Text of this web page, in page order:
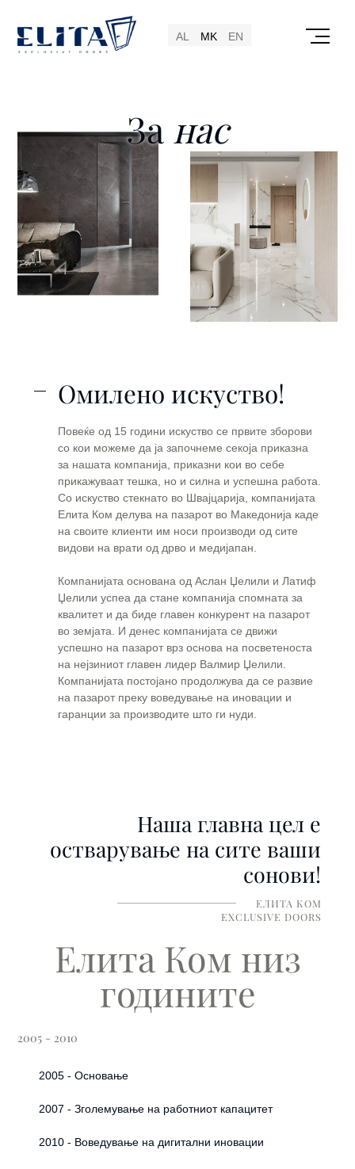
AL MK EN
За нас
Омилено искуство!
Повеќе од 15 години искуство се првите зборови
со кои можеме да ја започнеме секоја приказна
за нашата компанија, приказни кои во себе
прикажуваат тешка, но и силна и успешна работа.
Со искуство стекнато во Швајцарија, компанијата
Елита Ком делува на пазарот во Македонија каде
на своите клиенти им носи производи од сите
видови на врати од дрво и медијапан.
Компанијата основана од Аслан Џелили и Латиф
Џелили успеа да стане компанија спомната за
квалитет и да биде главен конкурент на пазарот
во земјата. И денес компанијата се движи
успешно на пазарот врз основа на посветеноста
на нејзиниот главен лидер Валмир Џелили.
Компанијата постојано продолжува да се развие
на пазарот преку воведување на иновации и
гаранции за производите што ги нуди.
Наша главна цел е
остварување на сите ваши
сонови!
ЕЛИТА КОМ
EXCLUSIVE DOORS
Елита Ком низ
годините
2005 - 2010
2005 - Основање
2007 - Зголемување на работниот капацитет
2010 - Воведување на дигитални иновации